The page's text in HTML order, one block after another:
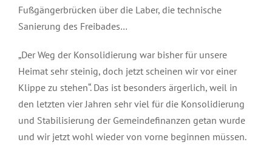
Fußgängerbrücken über die Laber, die technische
Sanierung des Freibades…
„Der Weg der Konsolidierung war bisher für unsere
Heimat sehr steinig, doch jetzt scheinen wir vor einer
Klippe zu stehen“. Das ist besonders ärgerlich, weil in
den letzten vier Jahren sehr viel für die Konsolidierung
und Stabilisierung der Gemeindefinanzen getan wurde
und wir jetzt wohl wieder von vorne beginnen müssen.